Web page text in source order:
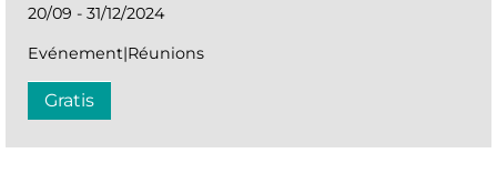
20/09 - 31/12/2024
Evénement|Réunions
Gratis